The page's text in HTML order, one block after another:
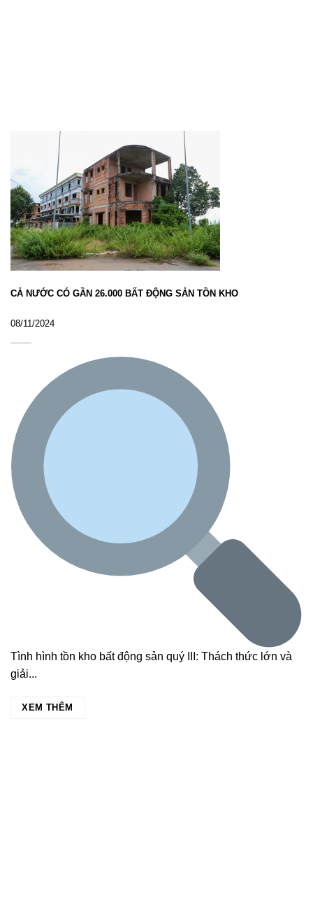
CẢ NƯỚC CÓ GẦN 26.000 BẤT ĐỘNG SẢN TỒN KHO
08/11/2024
Tình hình tồn kho bất động sản quý III: Thách thức lớn và
giải...
XEM THÊM